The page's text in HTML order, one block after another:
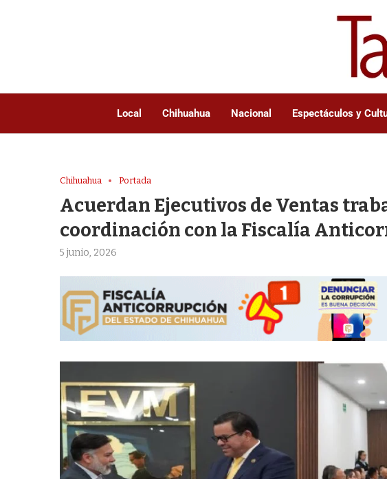
Local Chihuahua Nacional Espectáculos y
Chihuahua Portada
Acuerdan Ejecutivos de Ventas
coordinación con la Fiscalía
5 junio, 2026